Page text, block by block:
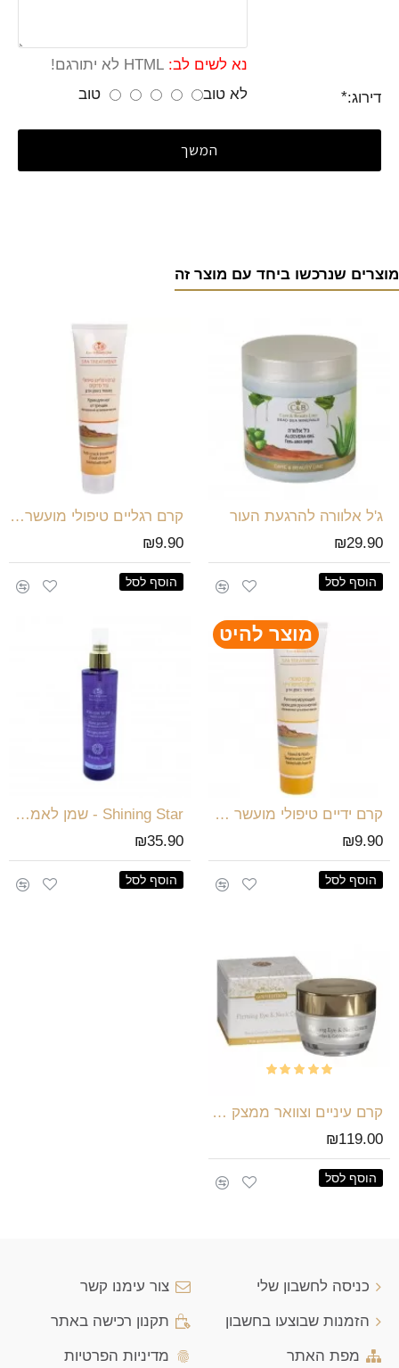
נא לשים לב:
דירוג:
לא טוב טוב
המשך
מוצרים שנרכשו ביחד עם מוצר זה
ג'ל אלוורה להרגעת העור
₪29.90
הוסף לסל
קרם רגליים טיפולי מועשר בשמן ארגן
₪9.90
הוסף לסל
מוצר להיט
קרם ידיים טיפולי מועשר בשמן ארגן
₪9.90
הוסף לסל
Shining Star - שמן לאמבט ועיסוי
₪35.90
הוסף לסל
קרם עיניים וצוואר ממצק Gold Edition Premium
₪119.00
הוסף לסל
כניסה לחשבון שלי
הזמנות שבוצעו בחשבון
מפת האתר
צור עימנו קשר
תקנון רכישה באתר
מדיניות הפרטיות